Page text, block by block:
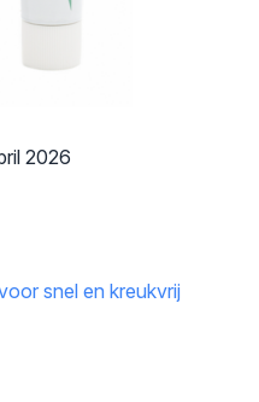
2026
snel en kreukvrij